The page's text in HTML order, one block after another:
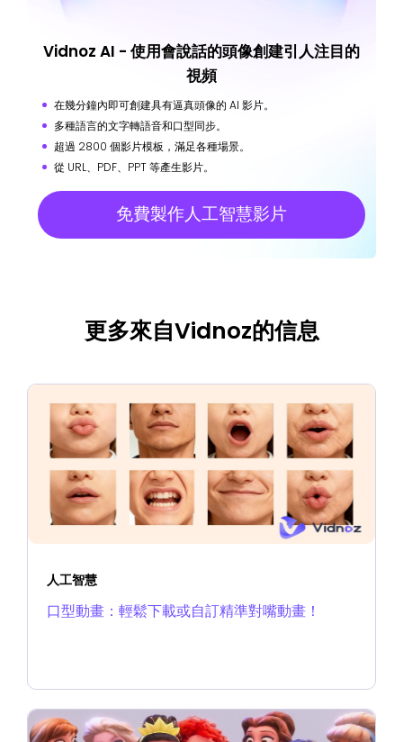
Vidnoz AI - 使用會說話的頭像創建引人注目的
視頻
在幾分鐘內即可創建具有逼真頭像的 AI 影片。
多種語言的文字轉語音和口型同步。
超過 2800 個影片模板，滿足各種場景。
從 URL、PDF、PPT 等產生影片。
免費製作人工智慧影片
更多來自Vidnoz的信息
人工智慧
口型動畫：輕鬆下載或自訂精準對嘴動畫！